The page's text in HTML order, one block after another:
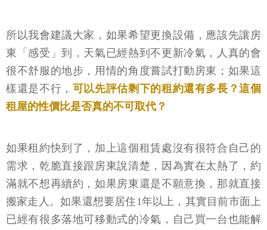
所以我會建議大家，如果希望更換設備，應該先讓房
東「感受」到，天氣已經熱到不更新冷氣，人真的會
很不舒服的地步，用情的角度嘗試打動房東；如果這
樣還是不行， 可以先評估剩下的租約還有多長？這個
租屋的性價比是否真的不可取代？
如果租約快到了，加上這個租賃處沒有很符合自己的
需求，乾脆直接跟房東說清楚，因為實在太熱了，約
滿就不想再續約，如果房東還是不願意換，那就直接
搬家走人。如果還想要居住1年以上，其實目前市面上
已經有很多落地可移動式的冷氣，自己買一台也能解